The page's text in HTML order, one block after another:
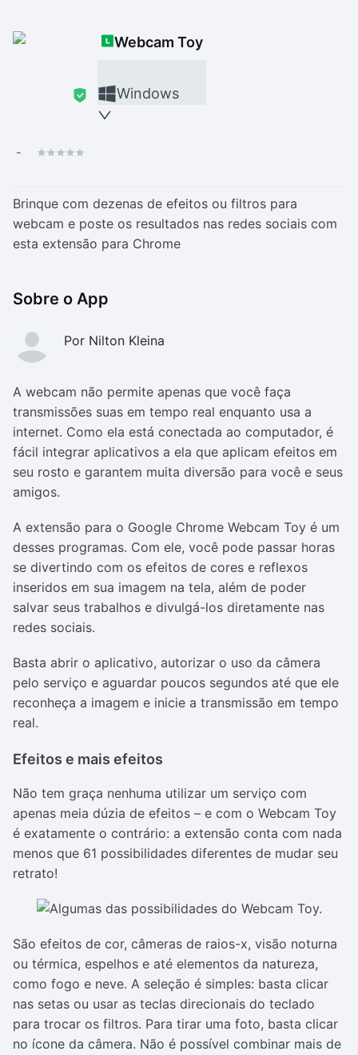
Webcam Toy
Windows
-
Brinque com dezenas de efeitos ou filtros para
webcam e poste os resultados nas redes sociais com
esta extensão para Chrome
Sobre o App
Por Nilton Kleina
A webcam não permite apenas que você faça
transmissões suas em tempo real enquanto usa a
internet. Como ela está conectada ao computador, é
fácil integrar aplicativos a ela que aplicam efeitos em
seu rosto e garantem muita diversão para você e seus
amigos.
A extensão para o Google Chrome Webcam Toy é um
desses programas. Com ele, você pode passar horas
se divertindo com os efeitos de cores e reflexos
inseridos em sua imagem na tela, além de poder
salvar seus trabalhos e divulgá-los diretamente nas
redes sociais.
Basta abrir o aplicativo, autorizar o uso da câmera
pelo serviço e aguardar poucos segundos até que ele
reconheça a imagem e inicie a transmissão em tempo
real.
Efeitos e mais efeitos
Não tem graça nenhuma utilizar um serviço com
apenas meia dúzia de efeitos – e com o Webcam Toy
é exatamente o contrário: a extensão conta com nada
menos que 61 possibilidades diferentes de mudar seu
retrato!
São efeitos de cor, câmeras de raios-x, visão noturna
ou térmica, espelhos e até elementos da natureza,
como fogo e neve. A seleção é simples: basta clicar
nas setas ou usar as teclas direcionais do teclado
para trocar os filtros. Para tirar uma foto, basta clicar
no ícone da câmera. Não é possível combinar mais de